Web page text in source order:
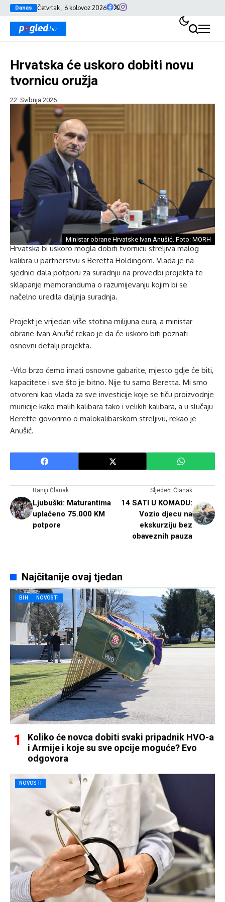
Danas Četvrtak , 6 kolovoz 2026
Hrvatska će uskoro dobiti novu
tvornicu oružja
22. Svibnja 2026.
Ministar obrane Hrvatske Ivan Anušić. Foto: MORH
Hrvatska bi uskoro mogla dobiti tvornicu streljiva malog
kalibra u partnerstvu s Beretta Holdingom. Vlada je na
sjednici dala potporu za suradnju na provedbi projekta te
sklapanje memoranduma o razumijevanju kojim bi se
načelno uredila daljnja suradnja.
Projekt je vrijedan više stotina milijuna eura, a ministar
obrane Ivan Anušić rekao je da će uskoro biti poznati
osnovni detalji projekta.
-Vrlo brzo ćemo imati osnovne gabarite, mjesto gdje će biti,
kapacitete i sve što je bitno. Nije tu samo Beretta. Mi smo
otvoreni kao vlada za sve investicije koje se tiču proizvodnje
municije kako malih kalibara tako i velikih kalibara, a u slučaju
Berette govorimo o malokalibarskom streljivu, rekao je
Anušić.
Raniji Članak
Ljubuški: Maturantima
uplaćeno 75.000 KM
potpore
Sljedeći Članak
14 SATI U KOMADU:
Vozio djecu na
ekskurziju bez
obaveznih pauza
Najčitanije ovaj tjedan
BIH NOVOSTI
Koliko će novca dobiti svaki pripadnik HVO-a
i Armije i koje su sve opcije moguće? Evo
odgovora
NOVOSTI